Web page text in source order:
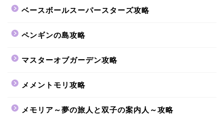
ベースボールスーパースターズ攻略
ペンギンの島攻略
マスターオブガーデン攻略
メメントモリ攻略
メモリア～夢の旅人と双子の案内人～攻略